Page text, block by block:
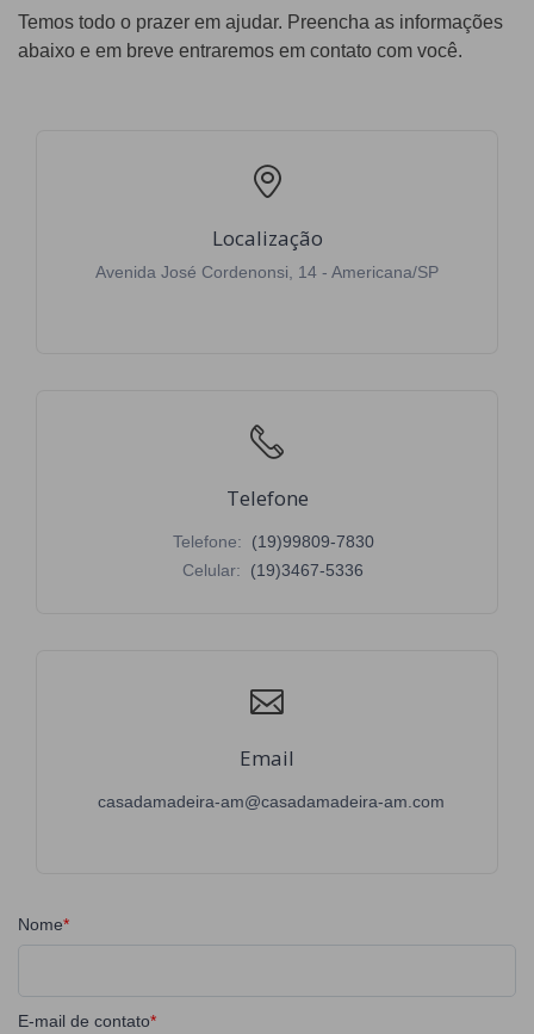
Temos todo o prazer em ajudar. Preencha as informações
abaixo e em breve entraremos em contato com você.
Localização
Avenida José Cordenonsi, 14 - Americana/SP
Telefone
Telefone:
(19)99809-7830
Celular:
(19)3467-5336
Email
casadamadeira-am@casadamadeira-am.com
Nome
E-mail de contato